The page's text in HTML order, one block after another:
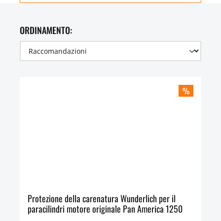
ORDINAMENTO:
%
Protezione della carenatura Wunderlich per il
paracilindri motore originale Pan America 1250